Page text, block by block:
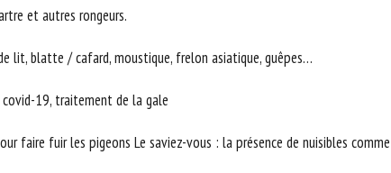
et autres rongeurs.
lit, blatte / cafard, moustique, frelon asiatique, guêpes…
19, traitement de la gale
faire fuir les pigeons Le saviez-vous : la présence de nuisibles